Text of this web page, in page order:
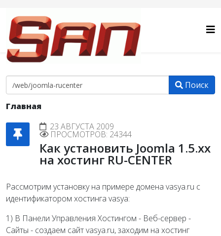
Поиск
Главная
23 АВГУСТА 2009
ПРОСМОТРОВ: 24344
Как установить Joomla 1.5.xx
на хостинг RU-CENTER
Рассмотрим установку на примере домена vasya.ru с
идентификатором хостинга vasya:
1) В Панели Управления Хостингом - Веб-сервер -
Сайты - создаем сайт vasya.ru, заходим на хостинг